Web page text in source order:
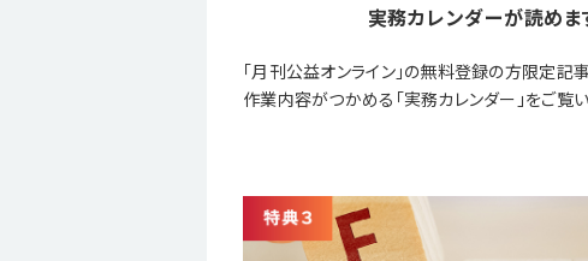
実務カレンダーが読めま
「月刊公益オンライン」の無料登録の方限定記
作業内容がつかめる「実務カレンダー」をご覧